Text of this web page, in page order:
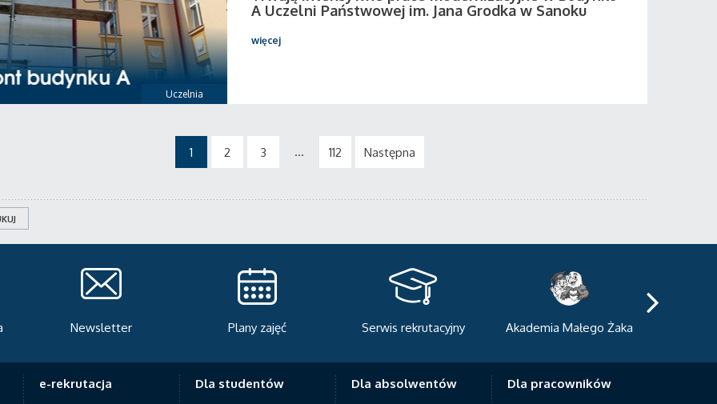
Uczelnia
A Uczelni Państwowej im. Jana Grodka w Sanoku
więcej
1 2 3 ... 112 Następna
Plany zajęć Serwis rekrutacyjny Akademia Małego Żaka
Centrum Sportowo-
e-rekrutacja
Dla studentów
Dla absolwentów
Dla pracowników